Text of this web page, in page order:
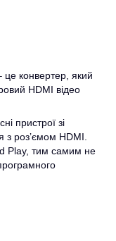
це конвертер, який
HDMI відео
пристрої зі
роз’ємом HDMI.
Play, тим самим не